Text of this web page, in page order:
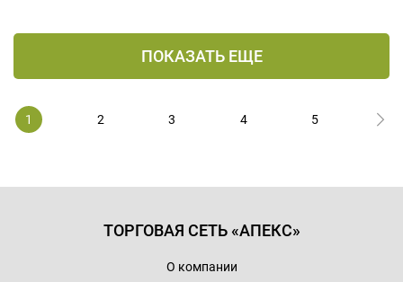
ПОКАЗАТЬ ЕЩЕ
1 2 3 4 5
ТОРГОВАЯ СЕТЬ «АПЕКС»
О компании